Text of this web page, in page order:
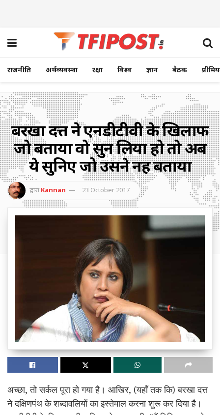
राजनीति अर्थव्यवस्था रक्षा विश्व ज्ञान बैठक
बरखा दत्त ने एनडीटीवी के खिलाफ
जो बताया वो सुन लिया हो तो अब
ये सुनिए जो उसने नहीं बताया
द्वारा Kannan 23 October 2017
अच्छा, तो सर्कल पूरा हो गया है। आखिर, (यहाँ तक कि) बरखा दत्त
ने दक्षिणपंथ के शब्दावलियों का इस्तेमाल करना शुरू कर दिया है।